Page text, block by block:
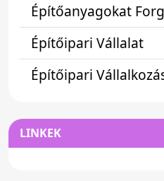
Építőanyagokat
Építőipari Vállalat
Építőipari
LINKEK